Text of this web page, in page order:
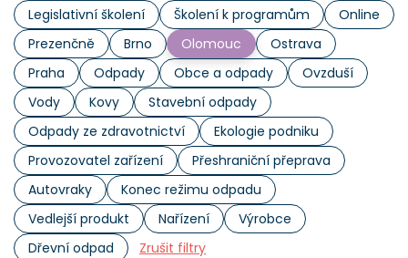
Legislativní školení Školení k programům
Online
Prezenčně
Brno Olomouc
Ostrava
Praha
Odpady Obce a odpady
Ovzduší
Vody
Kovy
Stavební odpady
Odpady ze zdravotnictví
Ekologie podniku
Provozovatel zařízení
Přeshraniční přeprava
Autovraky
Konec režimu odpadu
Vedlejší produkt
Nařízení
Výrobce
Dřevní odpad
Zrušit filtry